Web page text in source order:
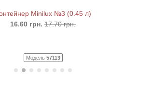
Minilux №3 (0.45 л)
16.60 грн. 17.70 грн.
Модель 57113